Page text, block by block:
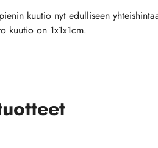
kuutio nyt edulliseen
kuutio on 1x1x1cm.